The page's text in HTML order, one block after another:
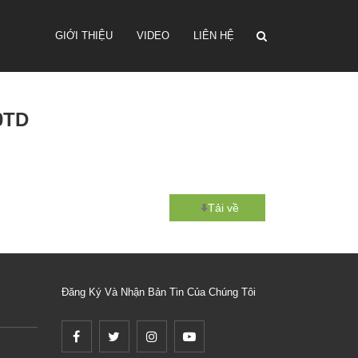
GIỚI THIỆU VIDEO LIÊN HỆ
Tải về
Đăng Ký Và Nhận Bản Tin Của Chúng Tôi